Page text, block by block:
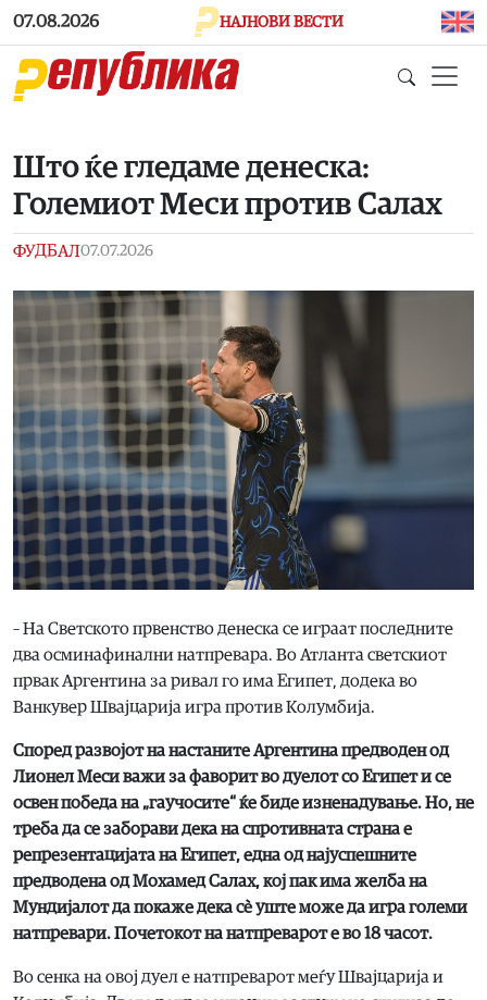
Skip to main content
07.08.2026 НАЈНОВИ ВЕСТИ
Што ќе гледаме денеска:
Големиот Меси против Салах
ФУДБАЛ07.07.2026
– На Светското првенство денеска се играат последните
два осминафинални натпревара. Во Атланта светскиот
првак Аргентина за ривал го има Египет, додека во
Ванкувер Швајцарија игра против Колумбија.
Според развојот на настаните Аргентина предводен од
Лионел Меси важи за фаворит во дуелот со Египет и се
освен победа на „гаучосите“ ќе биде изненадување. Но, не
треба да се заборави дека на спротивната страна е
репрезентацијата на Египет, една од најуспешните
предводена од Мохамед Салах, кој пак има желба на
Мундијалот да покаже дека сè уште може да игра големи
натпревари. Почетокот на натпреварот е во 18 часот.
Во сенка на овој дуел е натпреварот меѓу Швајцарија и